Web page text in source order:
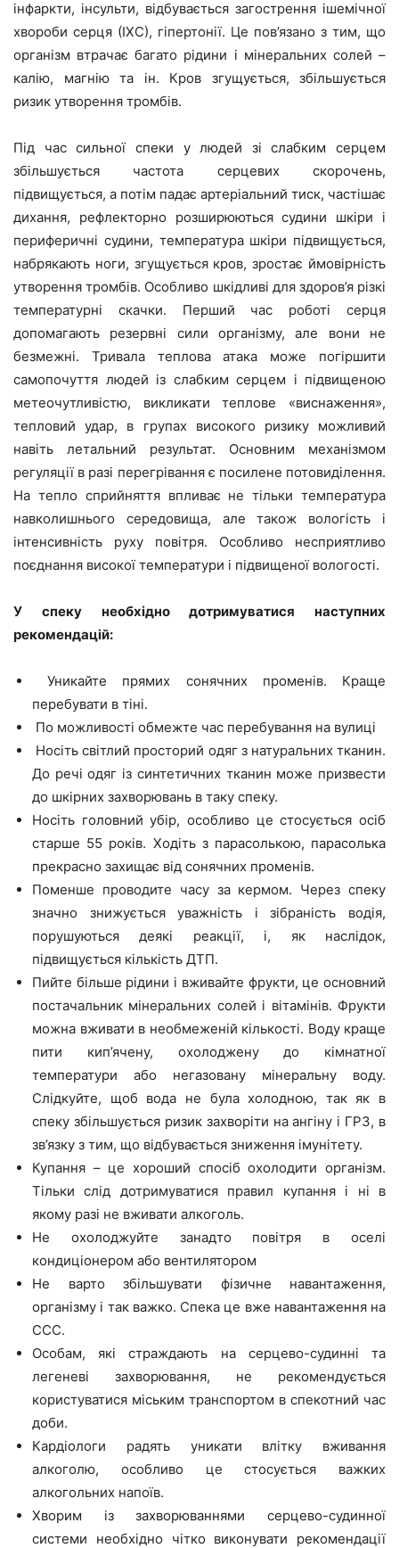
інфаркти, інсульти, відбувається загострення ішемічної
хвороби серця (ІХС), гіпертонії. Це пов’язано з тим, що
організм втрачає багато рідини і мінеральних солей –
калію, магнію та ін. Кров згущується, збільшується
ризик утворення тромбів.
Під час сильної спеки у людей зі слабким серцем
збільшується частота серцевих скорочень,
підвищується, а потім падає артеріальний тиск, частішає
дихання, рефлекторно розширюються судини шкіри і
периферичні судини, температура шкіри підвищується,
набрякають ноги, згущується кров, зростає ймовірність
утворення тромбів. Особливо шкідливі для здоров’я різкі
температурні скачки. Перший час роботі серця
допомагають резервні сили організму, але вони не
безмежні. Тривала теплова атака може погіршити
самопочуття людей із слабким серцем і підвищеною
метеочутливістю, викликати теплове «виснаження»,
тепловий удар, в групах високого ризику можливий
навіть летальний результат. Основним механізмом
регуляції в разі перегрівання є посилене потовиділення.
На тепло сприйняття впливає не тільки температура
навколишнього середовища, але також вологість і
інтенсивність руху повітря. Особливо несприятливо
поєднання високої температури і підвищеної вологості.
У спеку необхідно дотримуватися наступних
рекомендацій:
Уникайте прямих сонячних променів. Краще
перебувати в тіні.
По можливості обмежте час перебування на вулиці
Носіть світлий просторий одяг з натуральних тканин.
До речі одяг із синтетичних тканин може призвести
до шкірних захворювань в таку спеку.
Носіть головний убір, особливо це стосується осіб
старше 55 років. Ходіть з парасолькою, парасолька
прекрасно захищає від сонячних променів.
Поменше проводите часу за кермом. Через спеку
значно знижується уважність і зібраність водія,
порушуються деякі реакції, і, як наслідок,
підвищується кількість ДТП.
Пийте більше рідини і вживайте фрукти, це основний
постачальник мінеральних солей і вітамінів. Фрукти
можна вживати в необмеженій кількості. Воду краще
пити кип’ячену, охолоджену до кімнатної
температури або негазовану мінеральну воду.
Слідкуйте, щоб вода не була холодною, так як в
спеку збільшується ризик захворіти на ангіну і ГРЗ, в
зв’язку з тим, що відбувається зниження імунітету.
Купання – це хороший спосіб охолодити організм.
Тільки слід дотримуватися правил купання і ні в
якому разі не вживати алкоголь.
Не охолоджуйте занадто повітря в оселі
кондиціонером або вентилятором
Не варто збільшувати фізичне навантаження,
організму і так важко. Спека це вже навантаження на
ССС.
Особам, які страждають на серцево-судинні та
легеневі захворювання, не рекомендується
користуватися міським транспортом в спекотний час
доби.
Кардіологи радять уникати влітку вживання
алкоголю, особливо це стосується важких
алкогольних напоїв.
Хворим із захворюваннями серцево-судинної
системи необхідно чітко виконувати рекомендації